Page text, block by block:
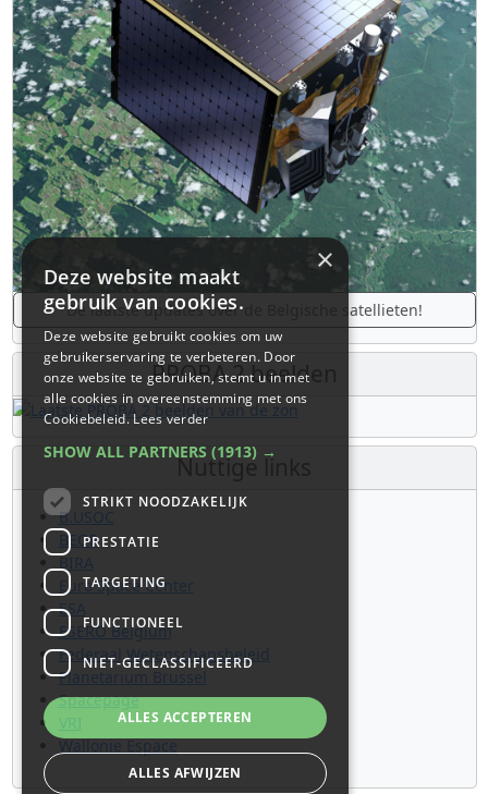
De laatste updates over de Belgische satellieten!
PROBA 2 beelden
Nuttige links
B.USOC
BEOP
BIRA
Euro Space Center
ESA
ESERO Belgium
Federaal Wetenschapsbeleid
Planetarium Brussel
Spacepage
VRI
Wallonie Espace
×
Deze website maakt
gebruik van cookies.
Deze website gebruikt cookies om uw
gebruikerservaring te verbeteren. Door
onze website te gebruiken, stemt u in met
alle cookies in overeenstemming met ons
Cookiebeleid.Lees verder
SHOW ALL PARTNERS (1913) →
STRIKT NOODZAKELIJK
PRESTATIE
TARGETING
FUNCTIONEEL
NIET-GECLASSIFICEERD
ALLES ACCEPTEREN
ALLES AFWIJZEN